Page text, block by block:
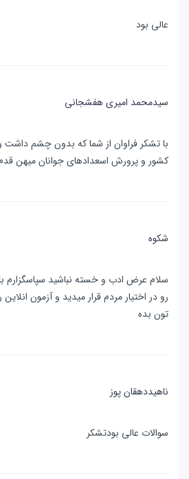
عالی بود
سیدمحمد امیری هفشجانی
با تشکر فراوان از شما که بدون چشم
کشور و پرورش اسعدادهای جوانان میهن قدم
شکوه
سلام عرض ادب و خسته نباشید سپاسگزارم
رو در اختیار مردم قرار میدید و آزمون
تون بده
ناهیددهقان پوز
سوالات عالی بودتشکر